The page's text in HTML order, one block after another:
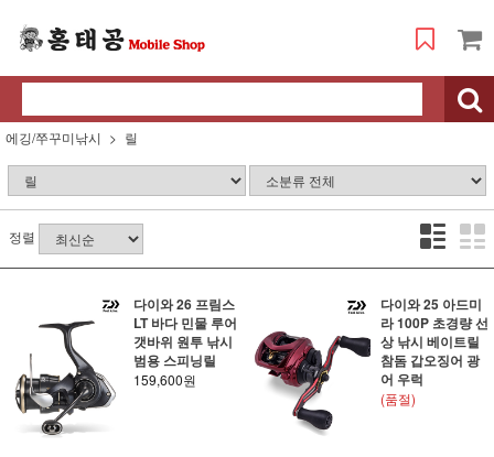
에깅/쭈꾸미낚시 릴
정렬
다이와 26 프림스
LT 바다 민물 루어
갯바위 원투 낚시
범용 스피닝릴
159,600원
다이와 25 아드미
라 100P 초경량 선
상 낚시 베이트릴
참돔 갑오징어 광
어 우럭
(품절)